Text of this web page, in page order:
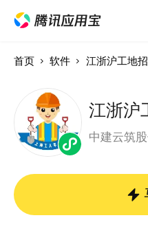
首页 软件 江浙沪工地
江浙沪
中建云筑